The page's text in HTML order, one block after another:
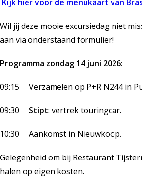
Kijk hier voor de menukaart van
Wil jij deze mooie excursiedag niet
aan via onderstaand formulier!
Programma zondag 14 juni 2026:
09:15 Verzamelen op P+R N244 in
09:30 Stipt: vertrek touringcar.
10:30 Aankomst in Nieuwkoop.
Gelegenheid om bij Restaurant
halen op eigen kosten.